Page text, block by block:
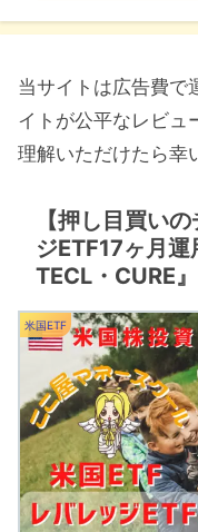
当サイトは広告費で
イトが公平なレビュ
理解いただけたら幸
【押し目買い
ジETF17ヶ月運
TECL・CURE』
米国ETF